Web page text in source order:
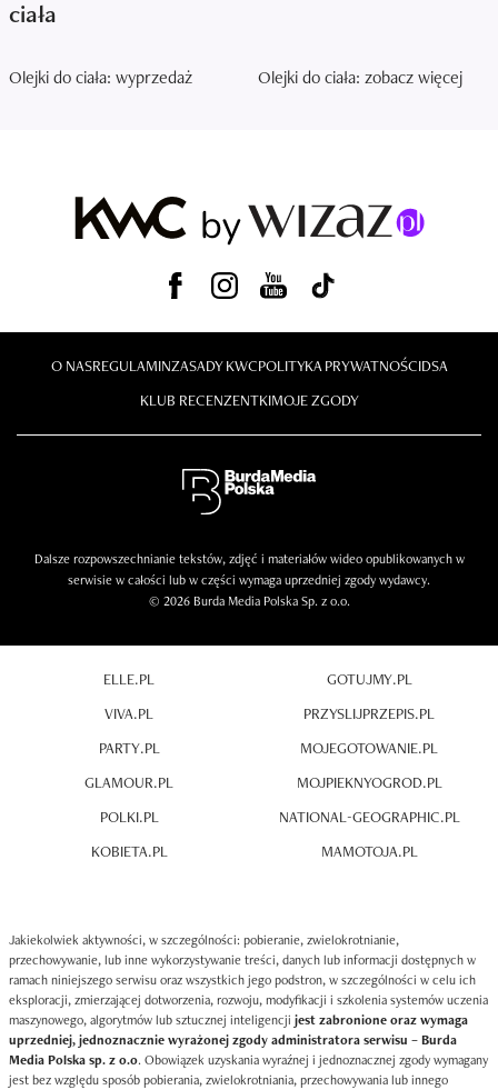
ciała
Olejki do ciała: wyprzedaż Olejki do ciała: zobacz więcej
O NASREGULAMINZASADY KWCPOLITYKA PRYWATNOŚCIDSA
KLUB RECENZENTKIMOJE ZGODY
Dalsze rozpowszechnianie tekstów, zdjęć i materiałów wideo opublikowanych w
serwisie w całości lub w części wymaga uprzedniej zgody wydawcy.
© 2026 Burda Media Polska Sp. z o.o.
ELLE.PL
VIVA.PL
PARTY.PL
GLAMOUR.PL
POLKI.PL
KOBIETA.PL
GOTUJMY.PL
PRZYSLIJPRZEPIS.PL
MOJEGOTOWANIE.PL
MOJPIEKNYOGROD.PL
NATIONAL-GEOGRAPHIC.PL
MAMOTOJA.PL
Jakiekolwiek aktywności, w szczególności: pobieranie, zwielokrotnianie,
przechowywanie, lub inne wykorzystywanie treści, danych lub informacji dostępnych w
ramach niniejszego serwisu oraz wszystkich jego podstron, w szczególności w celu ich
eksploracji, zmierzającej dotworzenia, rozwoju, modyfikacji i szkolenia systemów uczenia
maszynowego, algorytmów lub sztucznej inteligencji jest zabronione oraz wymaga
uprzedniej, jednoznacznie wyrażonej zgody administratora serwisu – Burda
Media Polska sp. z o.o. Obowiązek uzyskania wyraźnej i jednoznacznej zgody wymagany
jest bez względu sposób pobierania, zwielokrotniania, przechowywania lub innego